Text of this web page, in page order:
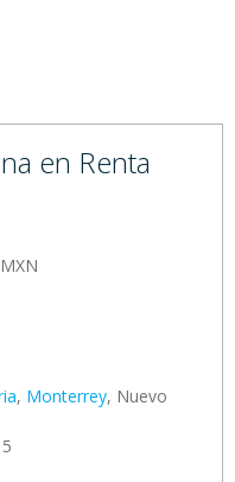
en Renta
, Monterrey, Nuevo